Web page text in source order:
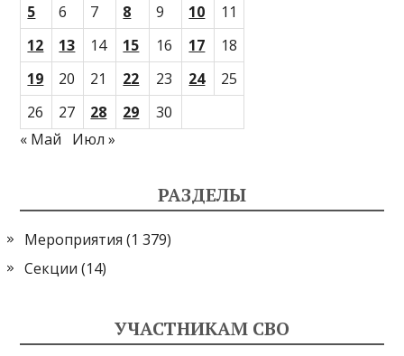
5
6 7 8 9 10
11
12
13 14 15 16 17
18
19
20 21 22 23 24
25
26
27 28 29
30
« Май
Июл »
РАЗДЕЛЫ
Мероприятия (1 379)
Секции (14)
УЧАСТНИКАМ СВО